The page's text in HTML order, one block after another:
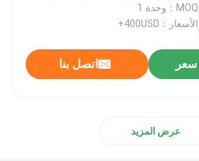
بالتحكم بالتحكم بالتحكم بالتحكم
بالتحكم بالتحكم بالتحكم بالتحكم
بالتحكم بالتحكم بالتحكم بالتحكم
بالتحكم بالتحكم بالتحكم بالتحكم
MOQ：وحدة 1
الأسعار：400USD+
اتصل بنا
عرض المزيد